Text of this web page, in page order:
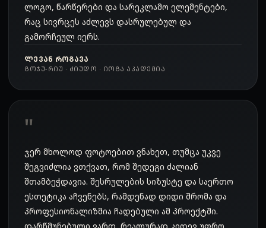
ლოგო, წარწერები და სარეკლამო ელემენტები,
რაც სივრცეს აძლევს დასრულებულ და
გამორჩეულ იერს.
ᲚᲔᲕᲐᲜ ᲠᲝᲒᲐᲕᲐ
ᲒᲝᲯᲣ-ᲠᲘᲣ · ᲫᲘᲣᲓᲝ · ᲘᲝᲒᲐ ᲐᲙᲐᲓᲔᲛᲘᲐ
ჯერ მხოლოდ ფოტოებით ვნახეთ, თუმცა უკვე
შეგვიძლია ვთქვათ, რომ შედეგი ძალიან
შთამბეჭდავია. შესრულების სიზუსტე და საერთო
ესთეტიკა აჩვენებს, რამდენად დიდი შრომა და
პროფესიონალიზმია ჩადებული ამ პროექტში.
დარწმუნებული ვართ, რეალურად კიდევ უფრო